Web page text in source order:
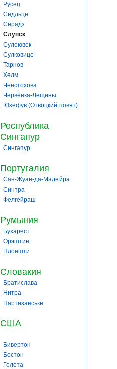
Русец
Седльце
Серадз
Слупск
Сулеювек
Сулковице
Тарнов
Хелм
Ченстохова
Червёнка-Лещины
Юзефув (Отвоцкий повят)
Республика
Сингапур
Сингапур
Португалия
Сан-Жуан-да-Мадейра
Синтра
Фелгейраш
Румыния
Бухарест
Орэштие
Плоешти
Словакия
Братислава
Нитра
Партизанське
США
Бивертон
Бостон
Голета